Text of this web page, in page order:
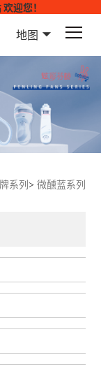
迎您！
地图
系列 > 微醺蓝系列